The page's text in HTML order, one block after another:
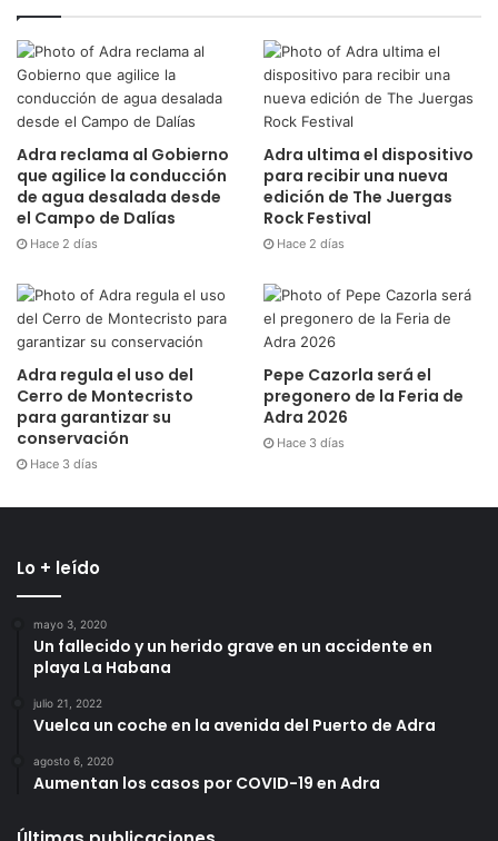
Adra reclama al Gobierno
que agilice la conducción
de agua desalada desde
el Campo de Dalías
Hace 2 días
Adra ultima el dispositivo
para recibir una nueva
edición de The Juergas
Rock Festival
Hace 2 días
Adra regula el uso del
Cerro de Montecristo
para garantizar su
conservación
Hace 3 días
Pepe Cazorla será el
pregonero de la Feria de
Adra 2026
Hace 3 días
Lo + leído
mayo 3, 2020
Un fallecido y un herido grave en un accidente en
playa La Habana
julio 21, 2022
Vuelca un coche en la avenida del Puerto de Adra
agosto 6, 2020
Aumentan los casos por COVID-19 en Adra